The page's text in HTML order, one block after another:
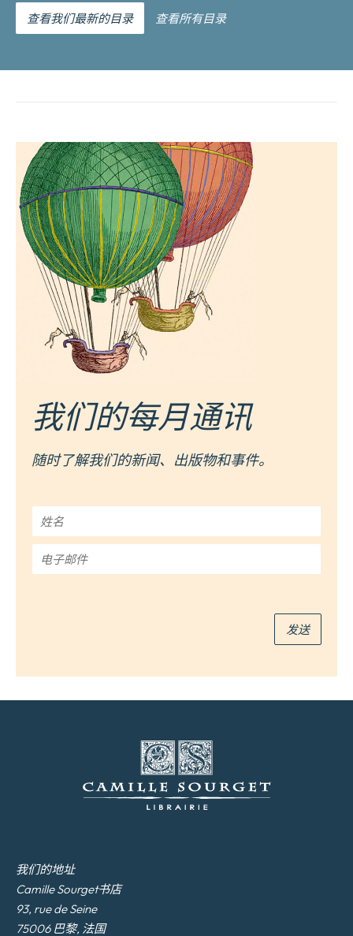
查看我们最新的目录 查看所有目录
我们的每月通讯
随时了解我们的新闻、出版物和事件。
名
*电
子
发送
我们的地址
Camille Sourget书店
93, rue de Seine
75006 巴黎, 法国